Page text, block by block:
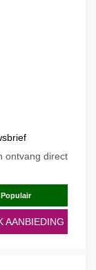
ontvang direct
Populair
AANBIEDING